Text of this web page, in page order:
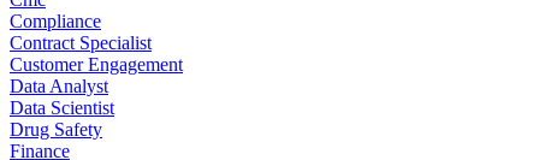
Compliance
Contract Specialist
Customer Engagement
Data Analyst
Data Scientist
Drug Safety
Finance